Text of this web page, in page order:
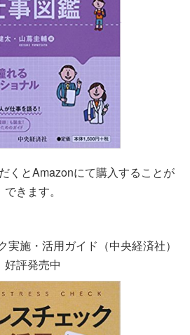
くとAmazonにて購入することが
できます。
実施・活用ガイド（中央経済社）
好評発売中